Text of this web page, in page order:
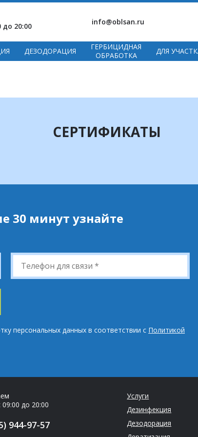
до 20:00
info@oblsan.ru
ДЕЗОДОРАЦИЯ
ГЕРБИЦИДНАЯ
ОБРАБОТКА
ДЛЯ
СЕРТИФИКАТЫ
30 минут узнайте
Телефон
персональных данных в соответствии с Политикой
до 20:00
944-97-57
Услуги
Дезинфекция
Дезодорация